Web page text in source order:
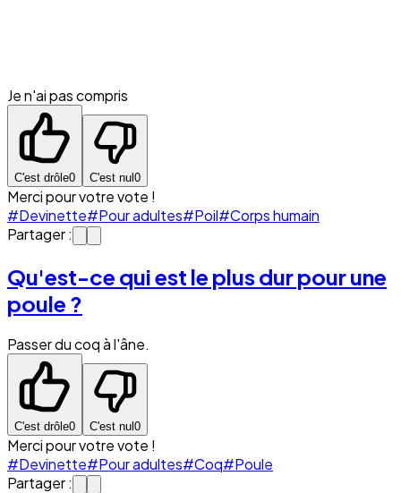
Je n'ai pas compris
C'est drôle0 C'est nul 0
Merci pour votre vote !
#Devinette#Pour adultes#Poil#Corps humain
Partager :
Qu'est-ce qui est le plus dur pour une
poule ?
Passer du coq à l'âne.
C'est drôle0 C'est nul0
Merci pour votre vote !
#Devinette#Pour adultes#Coq#Poule
Partager :